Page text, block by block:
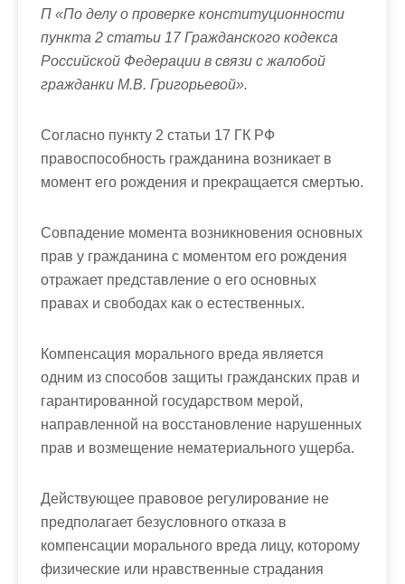
П «По делу о проверке конституционности
пункта 2 статьи 17 Гражданского кодекса
Российской Федерации в связи с жалобой
гражданки М.В. Григорьевой».
Согласно пункту 2 статьи 17 ГК РФ
правоспособность гражданина возникает в
момент его рождения и прекращается смертью.
Совпадение момента возникновения основных
прав у гражданина с моментом его рождения
отражает представление о его основных
правах и свободах как о естественных.
Компенсация морального вреда является
одним из способов защиты гражданских прав и
гарантированной государством мерой,
направленной на восстановление нарушенных
прав и возмещение нематериального ущерба.
Действующее правовое регулирование не
предполагает безусловного отказа в
компенсации морального вреда лицу, которому
физические или нравственные страдания